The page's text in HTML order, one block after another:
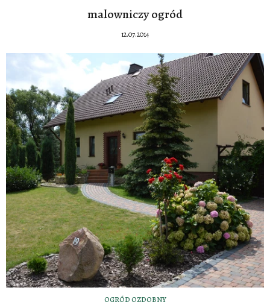
malowniczy ogród
12.07.2014
OGRÓD OZDOBNY